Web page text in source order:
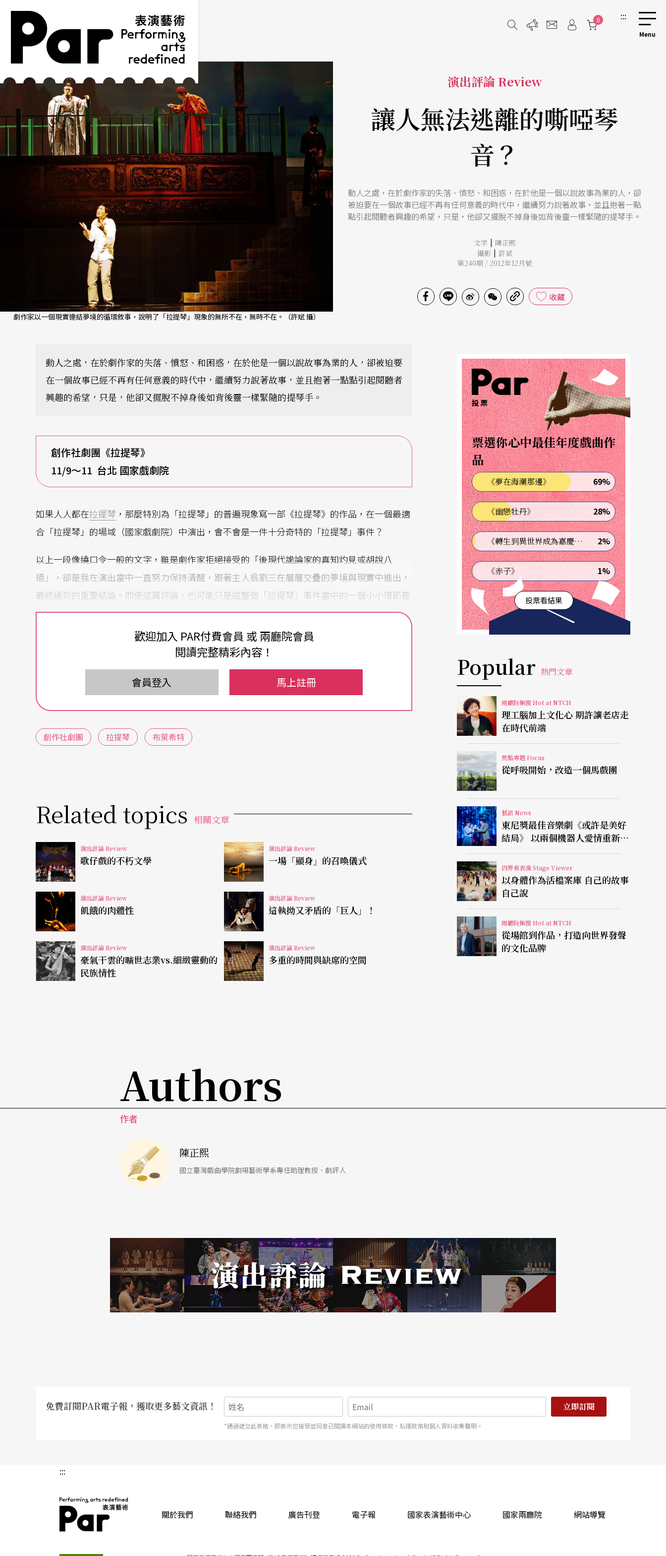
跳到主要內容區塊
網站導覽
0 :::
劇作家以一個現實連結夢境的循環敘事，說明了「拉提琴」現象的無所不在，無時不在。（許斌 攝）
演出評論 Review
讓人無法逃離的嘶啞琴
音？
動人之處，在於劇作家的失落、憤怒、和困惑，在於他是一個以說故事為業的人，卻
被迫要在一個故事已經不再有任何意義的時代中，繼續努力說著故事，並且抱著一點
點引起閱聽者興趣的希望，只是，他卻又擺脫不掉身後如背後靈一樣緊隨的提琴手。
文字 | 陳正熙
攝影 | 許斌
第240期 / 2012年12月號
收藏
動人之處，在於劇作家的失落、憤怒、和困惑，在於他是一個以說故事為業的人，卻被迫要
在一個故事已經不再有任何意義的時代中，繼續努力說著故事，並且抱著一點點引起閱聽者
興趣的希望，只是，他卻又擺脫不掉身後如背後靈一樣緊隨的提琴手。
創作社劇團《拉提琴》
11/9～11 台北 國家戲劇院
如果人人都在拉提琴 ，那麼特別為「拉提琴」的普遍現象寫一部《拉提琴》的作品，在一個最適
合「拉提琴」的場域（國家戲劇院）中演出，會不會是一件十分奇特的「拉提琴」事件？
以上一段像繞口令一般的文字，雖是劇作家拒絕接受的「後現代詭論家的真知灼見或胡說八
道」，卻是我在演出當中一直努力保持清醒，跟著主人翁劉三在層層交疊的夢境與現實中進出，
最終達到的重要結論。即使這篇評論，也可能只是這整個「拉提琴」事件當中的一個小小環節罷
了。
這一切就像是個「雞生蛋，蛋生雞」循環不止、可能永遠無解的困境，所謂的絕對真相，不僅不
存，更可能成為合理化壓迫的說詞，真正的問題其實在於，我們是否真的樂意隨著這個不止的循
環，就以逃離為樂，就以犬儒自傲？依個人所見，這亦是劇作家提出的問題。因此，我不確定我
是，這是劇作家截至目前寫過，最讓人無從逃離的、無可迴避、無法忽視的文本。
性。
只是，《拉提琴》的故事與教訓，究竟能對誰說？究竟能有誰聽得懂？究竟有沒有人能不為悠揚
的提琴聲所惑，不在彼此的餵養反芻中陶醉？
就作品本身看，劇作家保持清醒，給了我們一個結構清楚，人物鮮明，有夠多嘲諷趣味，也有適
當分量的批判（說教）的文本，以一個現實連結夢境的循環敘事，說明了「拉提琴」現象的無所
不在，無時不在，簡單清楚，直指核心。
雖然少了許多髒話，但《拉提琴》中仍然充滿了語言，雖然加入了多媒體，但主人翁的腦袋裡仍
然是一個又一個的辯證，而這些語言與辯證，不僅構成整部作品、整個演出最核心的部分，個人
以為，也是這個作品最動人的部分。
生存／生活的每一個領域。
如果我們將《拉提琴》放在自《夜夜夜麻》和《黑夜白賊》以來的整體脈絡中看，其實可以看出
劇作家一貫的執念所在，那是在一個對理想已無期待、對崇高已無信念的社會中，抗拒被物質收
期待真正會讓我們感覺到羞愧、憤怒、哀傷的琴音
和鏡框之後之外隱隱約約的悠揚琴音。
因此，我希望這部作品不是在國家戲劇院演出，而是在一個更接近社會現實的尋常空間中，以更
粗糙、更疏離的手法呈現，或許也就是劇作家未能如願的副標題「向布萊希特
致敬」所暗示的做
法，換言之，即便是拉提琴，也要拉出真正不一樣的琴音，真正會讓我們感覺到羞愧、憤怒、哀
歡迎加入 PAR付費會員 或 兩廳院會員
閱讀完整精彩內容！
會員登入 馬上註冊
創作社劇團 拉提琴 布萊希特
Related topics 相關文章
演出評論 Review
歌仔戲的不朽文學
演出評論 Review
一場「顯身」的召喚儀式
演出評論 Review
飢餓的肉體性
演出評論 Review
這執拗又矛盾的「巨人」！
演出評論 Review
豪氣干雲的曠世志業vs.細緻靈動的
民族情性
演出評論 Review
多重的時間與缺席的空間
投票
票選你心中最佳年度戲曲作
品
《夢在海潮那邊》 69%
《幽戀牡丹》 28%
《轉生到異世界成為嘉慶君—發現我的祖先是詐騙集團!?》 2%
《赤子》 1%
投票看結果
Popular 熱門文章
兩廳院櫥窗 Hot at NTCH
理工腦加上文化心 期許讓老店走
在時代前端
焦點專題 Focus
從呼吸開始，改造一個馬戲團
藝訊 News
東尼獎最佳音樂劇《或許是美好
結局》 以兩個機器人愛情重新凝
視有限人生
四界看表演 Stage Viewer
以身體作為活檔案庫 自己的故事
自己說
兩廳院櫥窗 Hot at NTCH
從場館到作品，打造向世界發聲
的文化品牌
Authors
作者
陳正熙
國立臺灣戲曲學院劇場藝術學系專任助理教授、劇評人
免費訂閱PAR電子報，獲取更多藝文資訊！ 立即訂閱
*通過遞交此表格，即表示您接受並同意已閱讀本網站的使用條款，私隱政策和個人資料收集聲明。
:::
關於我們 聯絡我們 廣告刊登 電子報 國家表演藝術中心 國家兩廳院 網站導覽